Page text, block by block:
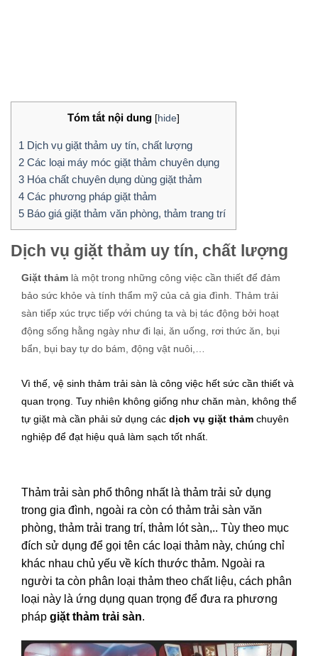
Tóm tắt nội dung [hide]
1 Dịch vụ giặt thảm uy tín, chất lượng
2 Các loại máy móc giặt thảm chuyên dụng
3 Hóa chất chuyên dụng dùng giặt thảm
4 Các phương pháp giặt thảm
5 Báo giá giặt thảm văn phòng, thảm trang trí
Dịch vụ giặt thảm uy tín, chất lượng
Giặt thảm là một trong những công việc cần thiết để đảm
bảo sức khỏe và tính thẩm mỹ của cả gia đình. Thảm trải
sàn tiếp xúc trực tiếp với chúng ta và bị tác động bởi hoạt
động sống hằng ngày như đi lại, ăn uống, rơi thức ăn, bụi
bẩn, bụi bay tự do bám, động vật nuôi,…
Vì thế, vệ sinh thảm trải sàn là công việc hết sức cần thiết và
quan trọng. Tuy nhiên không giống như chăn màn, không thể
tự giặt mà cần phải sử dụng các dịch vụ giặt thảm chuyên
nghiệp để đạt hiệu quả làm sạch tốt nhất.
Thảm trải sàn phổ thông nhất là thảm trải sử dụng
trong gia đình, ngoài ra còn có thảm trải sàn văn
phòng, thảm trải trang trí, thảm lót sàn,.. Tùy theo mục
đích sử dụng để gọi tên các loại thảm này, chúng chỉ
khác nhau chủ yếu về kích thước thảm. Ngoài ra
người ta còn phân loại thảm theo chất liệu, cách phân
loại này là ứng dụng quan trọng để đưa ra phương
pháp giặt thảm trải sàn.